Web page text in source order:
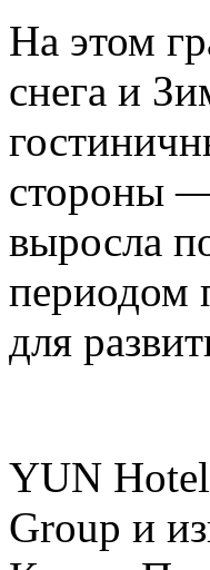
На этом
снега и
стороны
выросла
периодом
для
YUN
Group и